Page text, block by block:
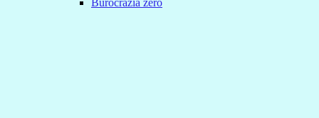
Burocrazia zero